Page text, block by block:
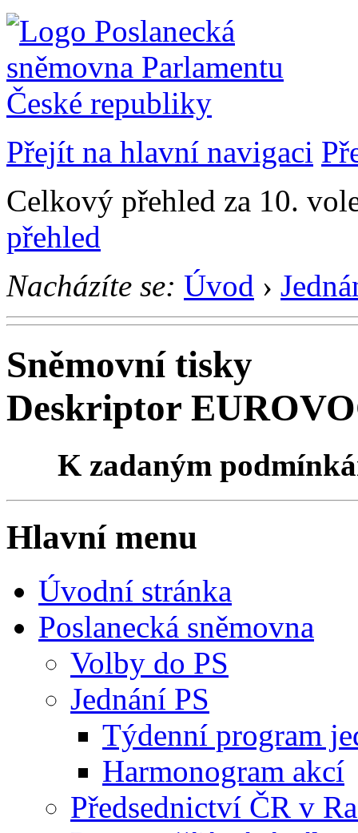
Přejít na hlavní navigaci
Celkový přehled za 10.
přehled
Nacházíte se: Úvod ›
Sněmovní tisky
Deskriptor
K zadaným
Hlavní menu
Úvodní stránka
Poslanecká sněmovna
Volby do PS
Jednání PS
Týdenní program
Harmonogram akcí
Předsednictví ČR v